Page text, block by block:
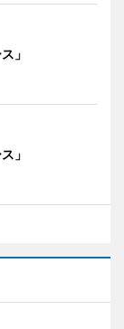
」
」